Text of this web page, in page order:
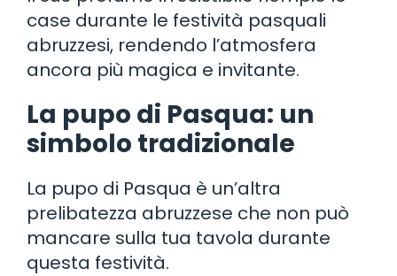
case durante le festività pasquali
abruzzesi, rendendo l’atmosfera
ancora più magica e invitante.
La pupo di Pasqua: un
simbolo tradizionale
La pupo di Pasqua è un’altra
prelibatezza abruzzese che non può
mancare sulla tua tavola durante
questa festività.